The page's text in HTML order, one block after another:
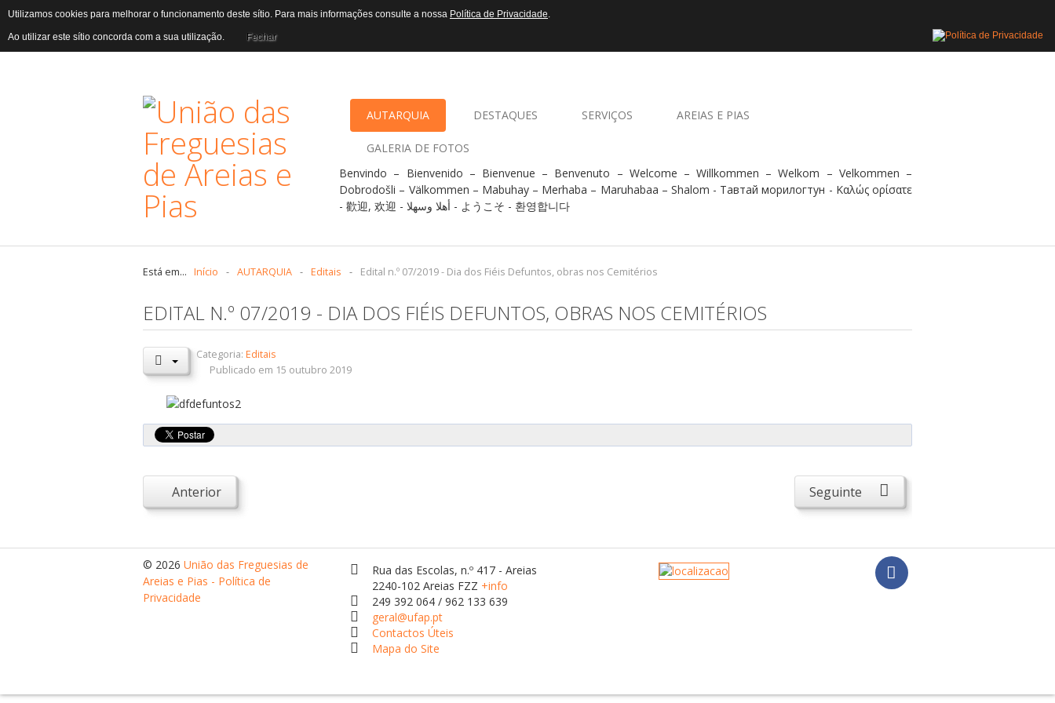
AUTARQUIA DESTAQUES SERVIÇOS AREIAS E PIAS
GALERIA DE FOTOS
Benvindo – Bienvenido – Bienvenue – Benvenuto – Welcome – Willkommen – Welkom – Velkommen –
Dobrodošli – Välkommen – Mabuhay – Merhaba – Maruhabaa – Shalom - Тавтай морилогтун - Καλώς ορίσατε
- 歡迎, 欢迎 - أهلا وسهلا - ようこそ - 환영합니다
Está em... Início - AUTARQUIA - Editais - Edital n.º 07/2019 - Dia dos Fiéis Defuntos, obras nos Cemitérios
EDITAL N.º 07/2019 - DIA DOS FIÉIS DEFUNTOS, OBRAS NOS CEMITÉRIOS
Categoria:Editais
Publicado em 15 outubro 2019
Anterior Seguinte
© 2026 União das Freguesias de
Areias e Pias - Política de
Privacidade
Rua das Escolas, n.º 417 - Areias
2240-102 Areias FZZ +info
249 392 064 / 962 133 639
geral@ufap.pt
Contactos Úteis
Mapa do Site
Utilizamos cookies para melhorar o funcionamento deste sítio. Para mais informações consulte a nossa Política de Privacidade.
Ao utilizar este sítio concorda com a sua utilização. Fechar